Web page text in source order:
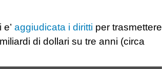
e’ aggiudicata i diritti per trasmettere
di dollari su tre anni (circa